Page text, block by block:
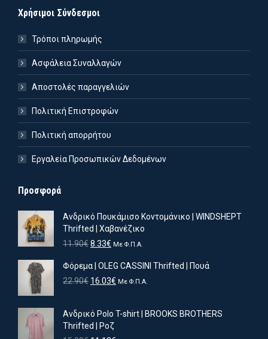
Χρήσιμοι Σύνδεσμοι
Τρόποι πληρωμής
Ασφάλεια Συναλλαγών
Αποστολές παραγγελιών
Πολιτική Επιστροφών
Πολιτική απορρήτου
Εργαλεία Προσωπικών Δεδομένων
Προσφορά
Ανδρικό Πουκάμισο Κοντομάνικο | WINDSHEPT
Thrifted | Χαβανέζικο
11.90€Original
was:
11.90€.
8.33€ Η
τιμή
είναι:
Με Φ.Π.Α.
Φόρεμα | OLEG CASSINI Thrifted | Πουά
22.90€ Original
22.90€.
16.03€ Η
είναι:
Με Φ.Π.Α.
Ανδρικό Polo T-shirt | BROOKS BROTHERS
Thrifted | Ροζ